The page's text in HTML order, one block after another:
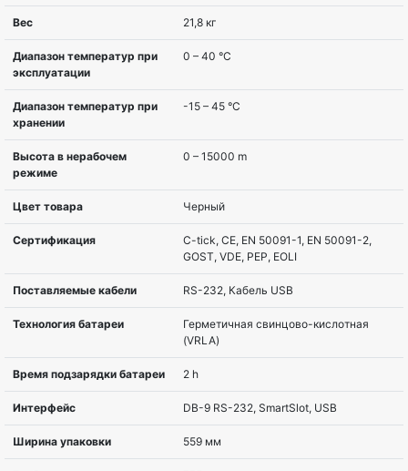
Топология Интерактивная
Мощность, ВА
Мощность, Вт
Исполнение Монтируемый в
Тип выходных розеток IEC
Коммуникационный порт Serial+USB
Наличие SmartSlot Да
Ширина
Глубина 660 мм
Высота 44 мм